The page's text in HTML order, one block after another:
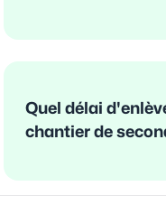
Quel délai
chantier de